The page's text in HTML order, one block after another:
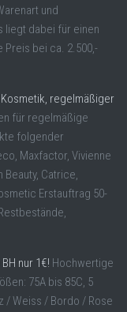
und
liegt dabei für einen
Preis bei ca. 2.500,-
regelmäßiger
für regelmäßige
folgender
Maxfactor, Vivienne
Beauty, Catrice,
Erstauftrag 50-
nur 1€! Hochwertige
75A bis 85C, 5
/ Weiss / Bordo / Rose